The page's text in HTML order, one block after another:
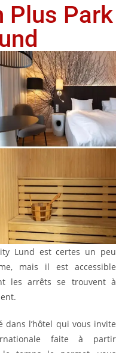
Plus Park
Lund est certes un peu
mais il est accessible
les arrêts se trouvent à
l’hôtel qui vous invite
faite à partir